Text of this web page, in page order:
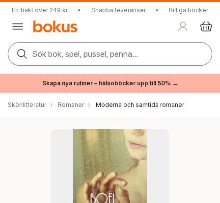
Fri frakt över 249 kr • Snabba leveranser • Billiga böcker
Sök bok, spel, pussel, penna...
Skapa nya rutiner – hälsoböcker upp till 50% →
Skönlitteratur Romaner Moderna och samtida romaner